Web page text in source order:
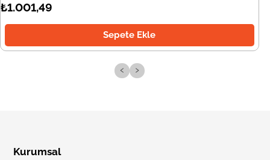
₺1.001,49
Sepete Ekle
‹ ›
Kurumsal